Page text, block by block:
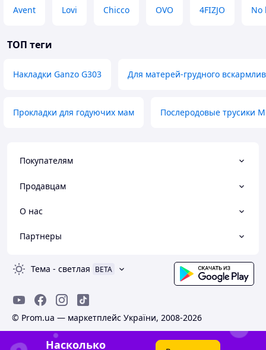
Avent Lovi Chicco OVO 4FIZJO No
ТОП теги
Накладки Ganzo G303 Для матерей-грудного
Прокладки для годуючих мам Послеродовые трусики M
Покупателям
Продавцам
О нас
Партнеры
Тема - светлая BETA
© Prom.ua — маркетплейс України, 2008-2026
Насколько